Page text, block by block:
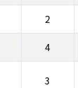
2
4
3